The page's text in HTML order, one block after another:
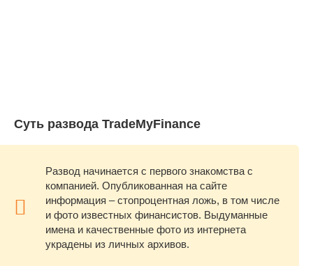
Суть развода TradeMyFinance
Развод начинается с первого знакомства с
компанией. Опубликованная на сайте
информация – стопроцентная ложь, в том числе
и фото известных финансистов. Выдуманные
имена и качественные фото из интернета
украдены из личных архивов.